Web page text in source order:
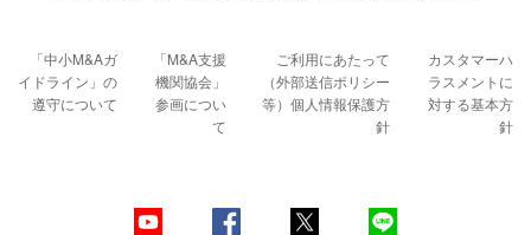
「中小M&Aガ
イドライン」の
遵守について
「M&A支援
機関協会」
参画につい
て
ご利用にあたって
（外部送信ポリシー
等）個人情報保護方
針
カスタマーハ
ラスメントに
対する基本方
針